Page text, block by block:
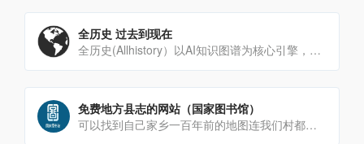
全历史 过去到现在
全历史(Allhistory）以AI知识图谱为核心引擎，通过高度时空化、关联化数据的方式构造及展现数字人文内容[…]
免费地方县志的网站（国家图书馆）
可以找到自己家乡一百年前的地图连我们村都在地图上，这种感觉太奇妙了也可以阅读一下文字部分，有一种时空对话的[…]